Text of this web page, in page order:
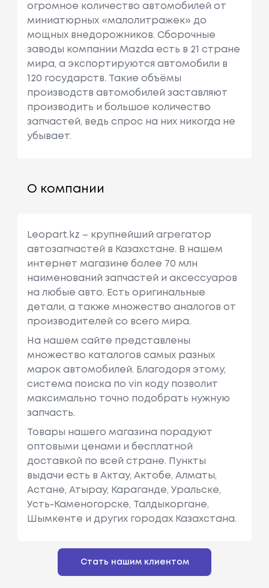
огромное количество автомобилей от
миниатюрных «малолитражек» до
мощных внедорожников. Сборочные
заводы компании Mazda есть в 21 стране
мира, а экспортируются автомобили в
120 государств. Такие объёмы
производств автомобилей заставляют
производить и большое количество
запчастей, ведь спрос на них никогда не
убывает.
О компании
Leopart.kz – крупнейший агрегатор
автозапчастей в Казахстане. В нашем
интернет магазине более 70 млн
наименований запчастей и аксессуаров
на любые авто. Есть оригинальные
детали, а также множество аналогов от
производителей со всего мира.
На нашем сайте представлены
множество каталогов самых разных
марок автомобилей. Благодоря этому,
система поиска по vin коду позволит
максимально точно подобрать нужную
запчасть.
Товары нашего магазина порадуют
оптовыми ценами и бесплатной
доставкой по всей стране. Пункты
выдачи есть в Актау, Актобе, Алматы,
Астане, Атырау, Караганде, Уральске,
Усть-Каменогорске, Талдыкоргане,
Шымкенте и других городах Казахстана.
Стать нашим клиентом